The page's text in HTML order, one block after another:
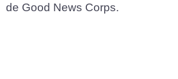
de Good News Corps.